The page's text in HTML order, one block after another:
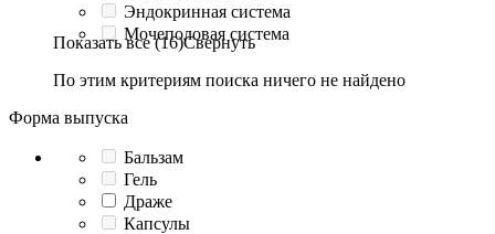
Эндокринная система
Мочеполовая система
Показать все (16)Свернуть
По этим критериям поиска ничего не найдено
Форма выпуска
Бальзам
Гель
Драже
Капсулы